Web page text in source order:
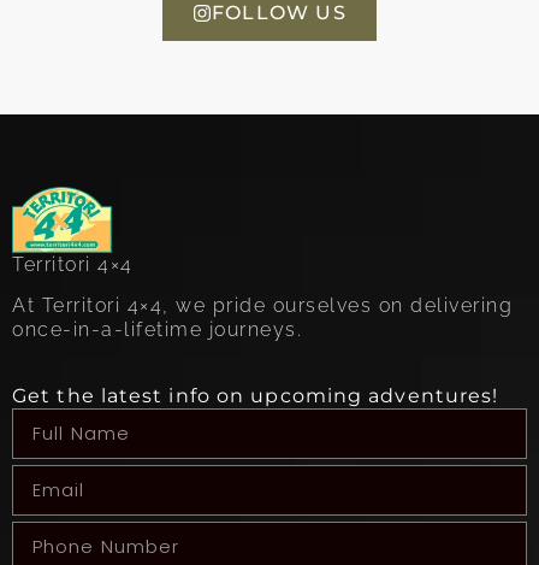
FOLLOW US
Territori 4×4
At Territori 4×4, we pride ourselves on delivering
once-in-a-lifetime journeys.
Get the latest info on upcoming adventures!